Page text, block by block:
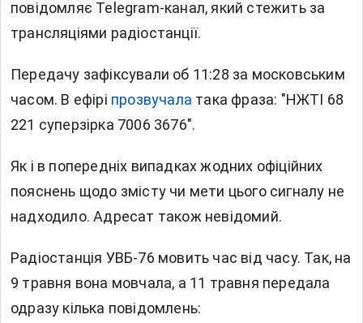
повідомляє Telegram-канал, який стежить за
трансляціями радіостанції.
Передачу зафіксували об 11:28 за московським
часом. В ефірі прозвучала така фраза: "НЖТІ 68
221 суперзірка 7006 3676".
Як і в попередніх випадках жодних офіційних
пояснень щодо змісту чи мети цього сигналу не
надходило. Адресат також невідомий.
Радіостанція УВБ-76 мовить час від часу. Так, на
9 травня вона мовчала, а 11 травня передала
одразу кілька повідомлень: